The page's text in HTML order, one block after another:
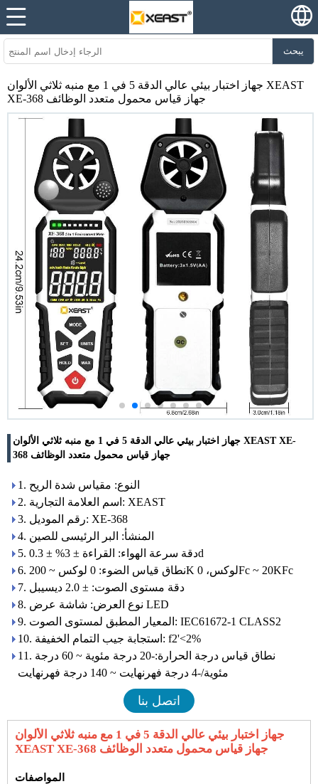
يبحث
جهاز اختبار بيئي عالي الدقة 5 في 1 مع منبه ثلاثي الألوان XEAST
XE-368 جهاز قياس محمول متعدد الوظائف
جهاز اختبار بيئي عالي الدقة 5 في 1 مع منبه ثلاثي الألوان XEAST XE-
368 جهاز قياس محمول متعدد الوظائف
1. النوع: مقياس شدة الريح
2. اسم العلامة التجارية: XEAST
3. رقم الموديل: XE-368
4. المنشأ: البر الرئيسى للصين
5. دقة سرعة الهواء: القراءة ± 3% ± 0.3d
6. نطاق قياس الضوء: 0 لوكس ~ 200K لوكس، 0Fc ~ 20KFc
7. دقة مستوى الصوت: ± 2.0 ديسيبل
8. نوع العرض: شاشة عرض LED
9. المعيار المطبق لمستوى الصوت: IEC61672-1 CLASS2
10. استجابة جيب التمام الخفيفة: f2'<2%
11. نطاق قياس درجة الحرارة:-20 درجة مئوية ~ 60 درجة
مئوية/-4 درجة فهرنهايت ~ 140 درجة فهرنهايت
اتصل بنا
جهاز اختبار بيئي عالي الدقة 5 في 1 مع منبه ثلاثي الألوان
XEAST XE-368 جهاز قياس محمول متعدد الوظائف
المواصفات